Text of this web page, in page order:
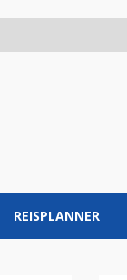
REISPLANNER